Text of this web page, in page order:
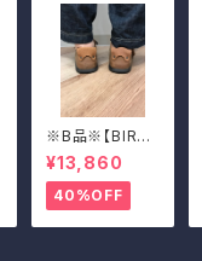
※B品※【BIRKE
NSTOCK】Mon
tana/CUOIO 3
7
¥13,860
40%OFF